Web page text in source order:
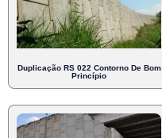
Duplicação RS 022 Contorno De Bom
Princípio